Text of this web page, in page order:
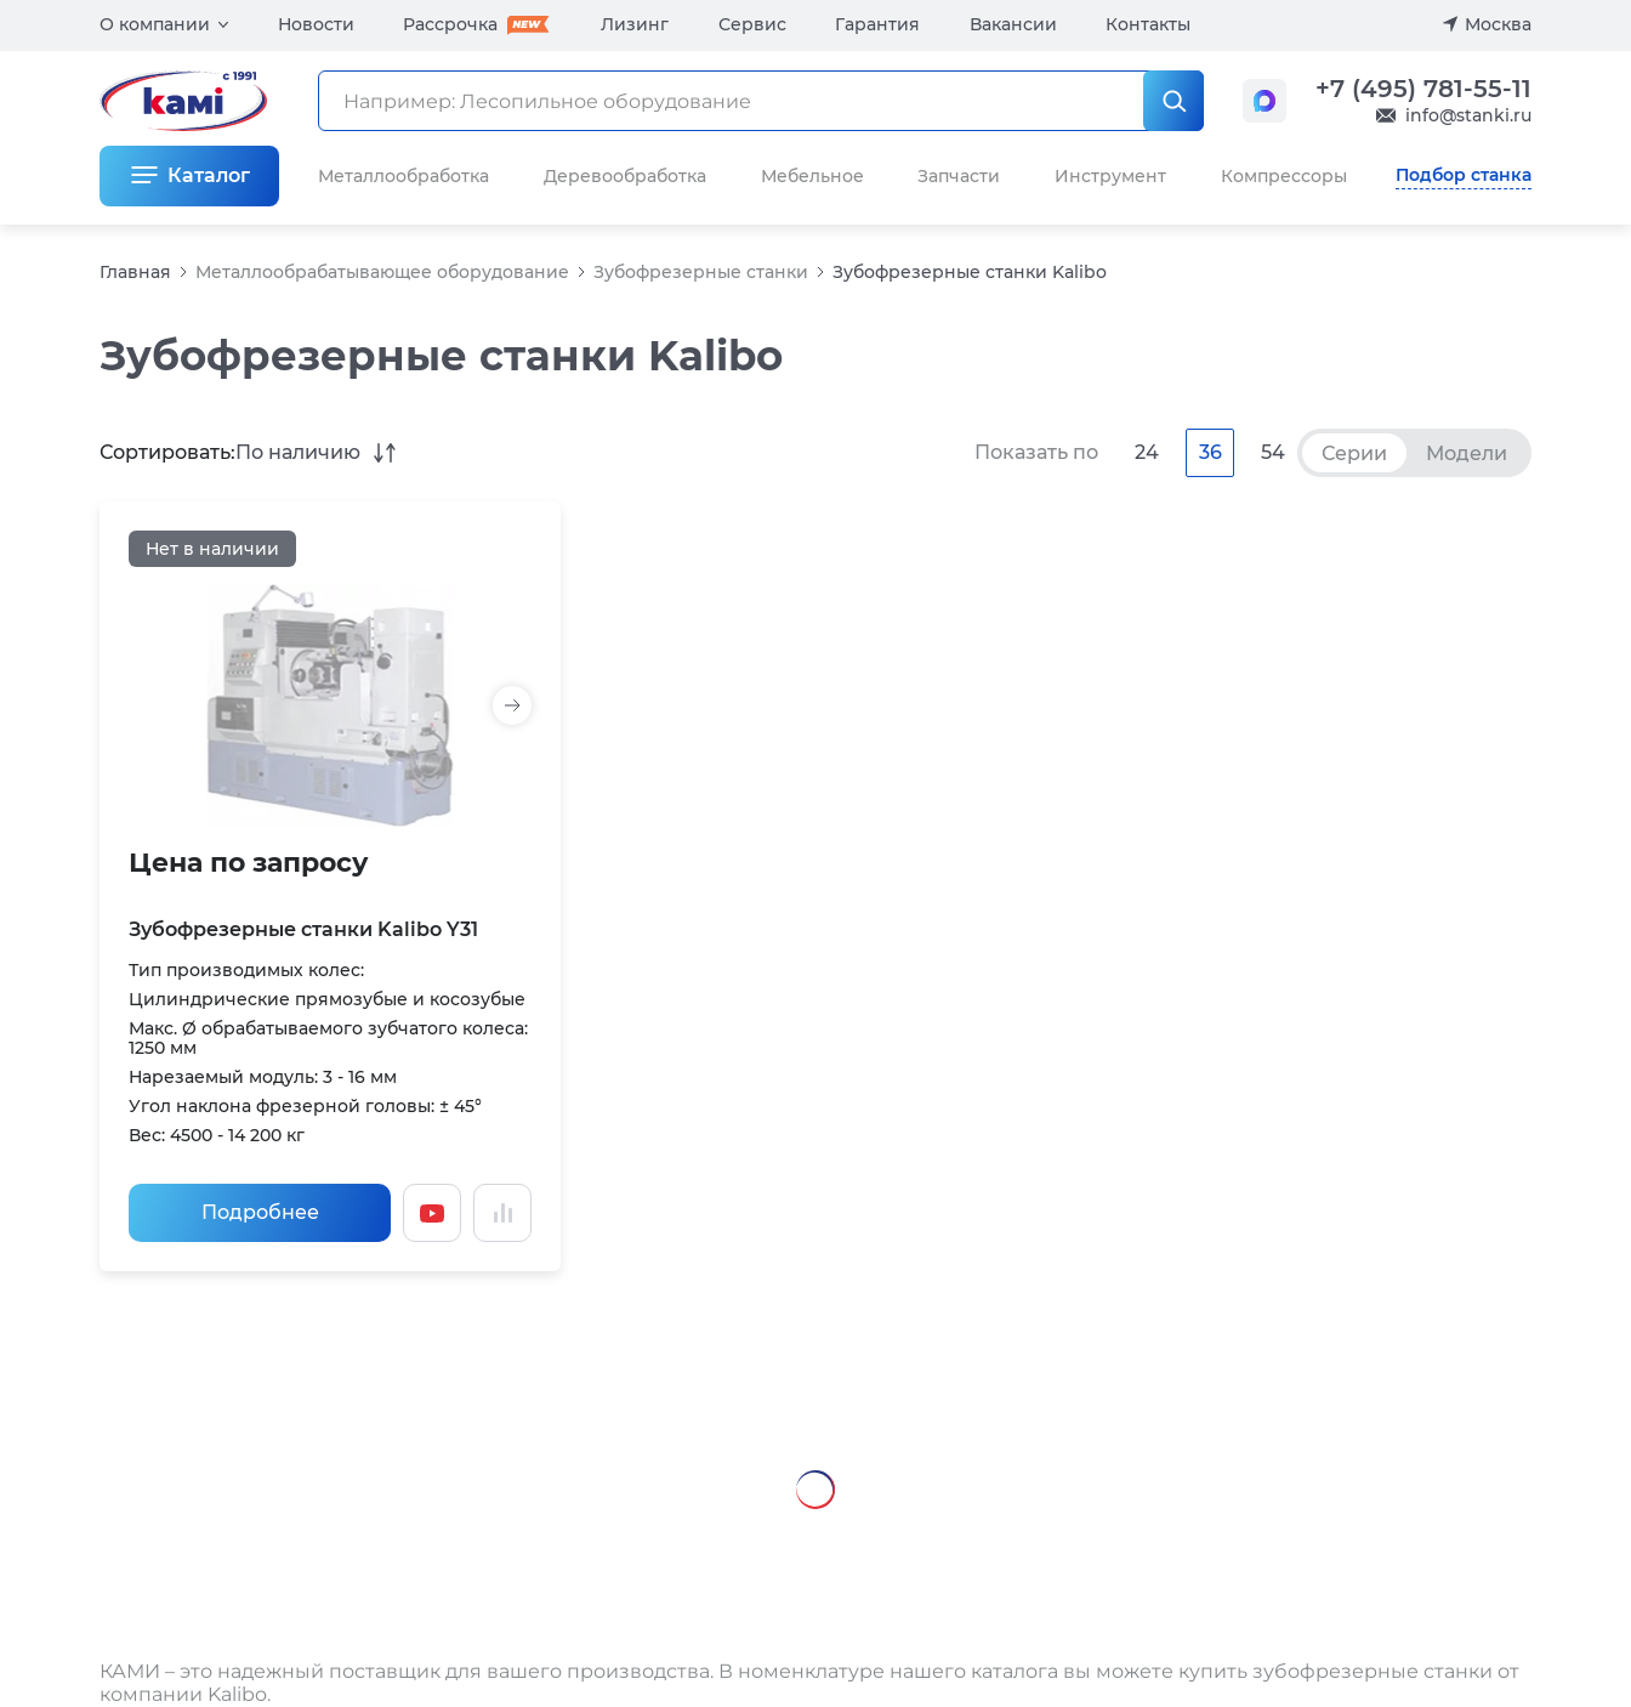
О компании Новости Рассрочка Лизинг Сервис Гарантия Вакансии Контакты Москва
+7 (495) 781-55-11
info@stanki.ru
Каталог Металлообработка Деревообработка Мебельное Запчасти Инструмент Компрессоры Подбор станка
Главная Металлообрабатывающее оборудование Зубофрезерные станки Зубофрезерные станки Kalibo
Зубофрезерные станки Kalibo
Серии Модели
Сортировать:По наличию Показать по 24 36 54
Нет в наличии
Цена по запросу
Зубофрезерные станки Kalibo Y31
Тип производимых колес:
Цилиндрические прямозубые и косозубые
Макс. Ø обрабатываемого зубчатого колеса:
1250 мм
Нарезаемый модуль: 3 - 16 мм
Угол наклона фрезерной головы: ± 45°
Вес: 4500 - 14 200 кг
Подробнее
КАМИ – это надежный поставщик для вашего производства. В номенклатуре нашего каталога вы можете купить зубофрезерные станки от
компании Kalibo.